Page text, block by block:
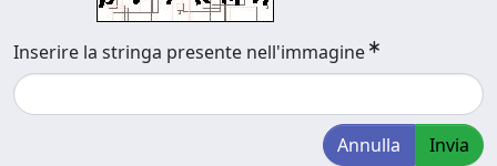
Inserire la stringa presente nell'immagine
Annulla Invia